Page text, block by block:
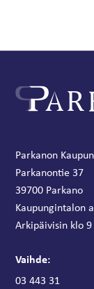
Parkanon
Parkanontie 37
39700 Parkano
Kaupungintalon
Arkipäivisin klo
Vaihde:
03 443 31